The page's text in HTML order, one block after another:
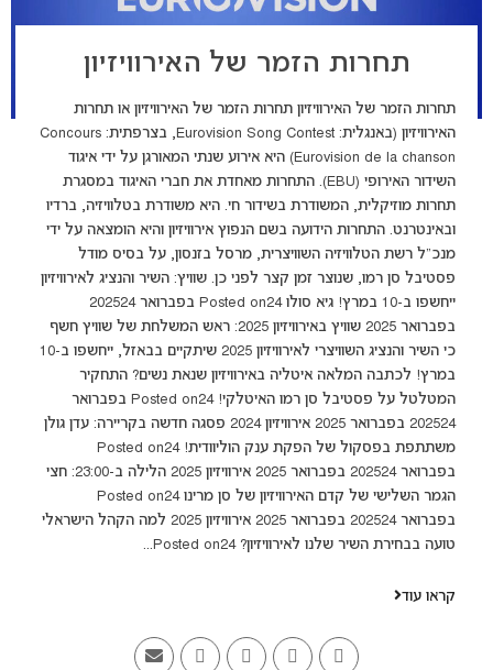
תחרות הזמר של האירוויזיון
תחרות הזמר של האירוויזיון תחרות הזמר של האירוויזיון או תחרות
האירוויזיון (באנגלית: Eurovision Song Contest, בצרפתית: Concours
Eurovision de la chanson) היא אירוע שנתי המאורגן על ידי איגוד
השידור האירופי (EBU). התחרות מאחדת את חברי האיגוד במסגרת
תחרות מוזיקלית, המשודרת בשידור חי. היא משודרת בטלוויזיה, ברדיו
ובאינטרנט. התחרות הידועה בשם הנפוץ אירוויזיון והיא הומצאה על ידי
מנכ"ל רשת הטלוויזיה השוויצרית, מרסל בזנסון, על בסיס מודל
פסטיבל סן רמו, שנוצר זמן קצר לפני כן. שוויץ: השיר והנציג לאירוויזיון
ייחשפו ב-10 במרץ! גיא סולו Posted on24 בפברואר 202524
בפברואר 2025 שוויץ באירוויזיון 2025: ראש המשלחת של שוויץ חשף
כי השיר והנציג השוויצרי לאירוויזיון 2025 שיתקיים בבאזל, ייחשפו ב-10
במרץ! לכתבה המלאה איטליה באירוויזיון שנאת נשים? התחקיר
המטלטל על פסטיבל סן רמו האיטלקי! Posted on24 בפברואר
202524 בפברואר 2025 אירוויזיון 2024 פסגה חדשה בקריירה: עדן גולן
משתתפת בפסקול של הפקת ענק הוליוודית! Posted on24
בפברואר 202524 בפברואר 2025 אירוויזיון 2025 הלילה ב-23:00: חצי
הגמר השלישי של קדם האירוויזיון של סן מרינו Posted on24
בפברואר 202524 בפברואר 2025 אירוויזיון 2025 למה הקהל הישראלי
טועה בבחירת השיר שלנו לאירוויזיון? Posted on24...
קראו עוד